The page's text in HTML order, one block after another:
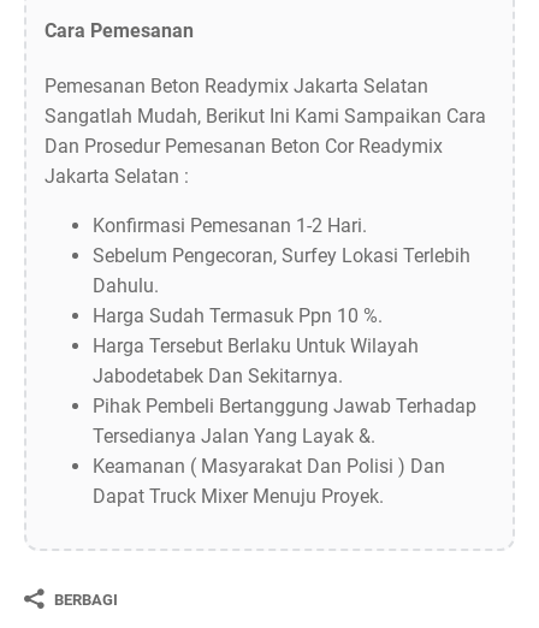
Cara Pemesanan
Pemesanan Beton Readymix Jakarta Selatan
Sangatlah Mudah, Berikut Ini Kami Sampaikan Cara
Dan Prosedur Pemesanan Beton Cor Readymix
Jakarta Selatan :
Konfirmasi Pemesanan 1-2 Hari.
Sebelum Pengecoran, Surfey Lokasi Terlebih
Dahulu.
Harga Sudah Termasuk Ppn 10 %.
Harga Tersebut Berlaku Untuk Wilayah
Jabodetabek Dan Sekitarnya.
Pihak Pembeli Bertanggung Jawab Terhadap
Tersedianya Jalan Yang Layak &.
Keamanan ( Masyarakat Dan Polisi ) Dan
Dapat Truck Mixer Menuju Proyek.
BERBAGI